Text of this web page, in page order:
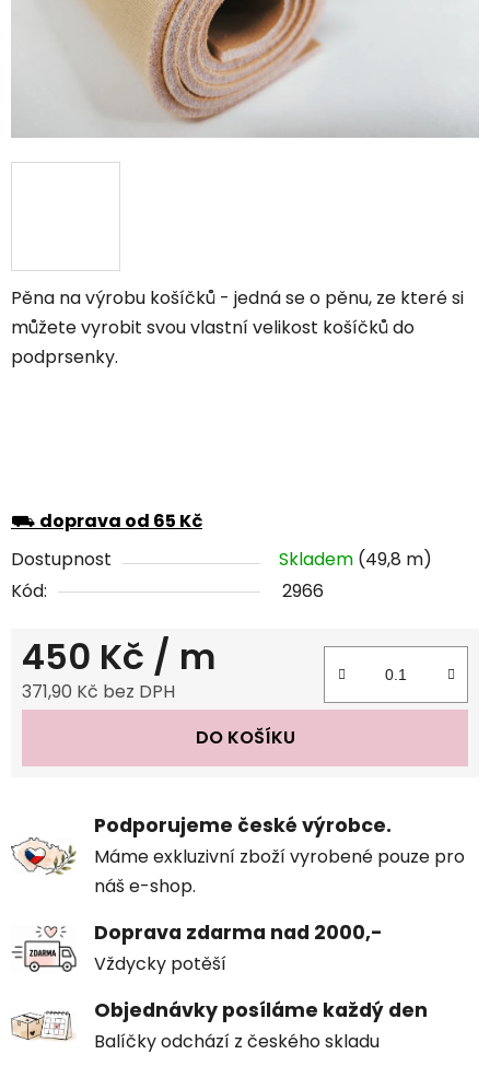
Pěna na výrobu košíčků - jedná se o pěnu, ze které si
můžete vyrobit svou vlastní velikost košíčků do
podprsenky.
⛟ doprava od 65 Kč
Dostupnost
Skladem (49,8 m)
Kód:
2966
450 Kč / m
371,90 Kč bez DPH
DO KOŠÍKU
Podporujeme české výrobce.
Máme exkluzivní zboží vyrobené pouze pro
náš e-shop.
Doprava zdarma nad 2000,-
Vždycky potěší
Objednávky posíláme každý den
Balíčky odchází z českého skladu